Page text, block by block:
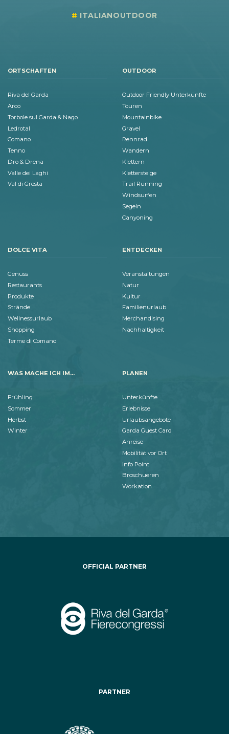
ITALIANOUTDOOR
ORTSCHAFTEN
Riva del Garda
Arco
Torbole sul Garda & Nago
Ledrotal
Comano
Tenno
Dro & Drena
Valle dei Laghi
Val di Gresta
OUTDOOR
Outdoor Friendly Unterkünfte
Touren
Mountainbike
Gravel
Rennrad
Wandern
Klettern
Klettersteige
Trail Running
Windsurfen
Segeln
Canyoning
DOLCE VITA
Genuss
Restaurants
Produkte
Strände
Wellnessurlaub
Shopping
Terme di Comano
ENTDECKEN
Veranstaltungen
Natur
Kultur
Familienurlaub
Merchandising
Nachhaltigkeit
WAS MACHE ICH IM...
Frühling
Sommer
Herbst
Winter
PLANEN
Unterkünfte
Erlebnisse
Urlaubsangebote
Garda Guest Card
Anreise
Mobilität vor Ort
Info Point
Broschueren
Workation
OFFICIAL PARTNER
PARTNER